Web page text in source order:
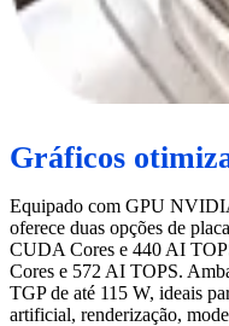
Gráficos
Equipado com GPU
oferece duas opções de
CUDA Cores e 440 AI
Cores e 572 AI TOPS.
TGP de até 115 W, ideais
artificial, renderização,